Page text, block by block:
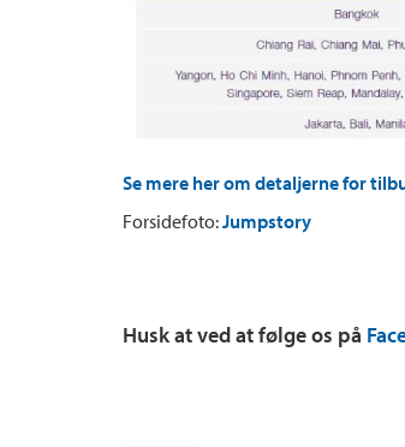
Se mere her om detaljerne for
Forsidefoto:Jumpstory
Husk at ved at følge os på